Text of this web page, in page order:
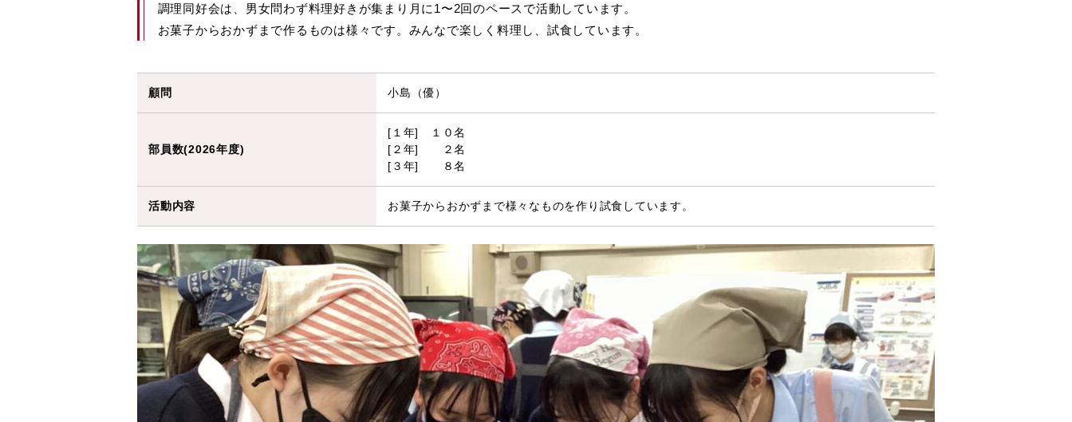
調理同好会は、男女問わず料理好きが集まり月に1〜2回のペースで活動しています。
お菓子からおかずまで作るものは様々です。みんなで楽しく料理し、試食しています。
顧問 小島（優）
部員数(2026年度)
[１年] １０名
[２年] ２名
[３年] ８名
活動内容 お菓子からおかずまで様々なものを作り試食しています。